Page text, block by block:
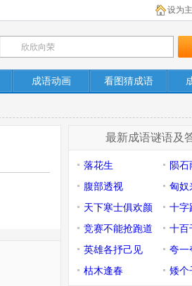
设为
成语动画 看图猜成语
最新成语谜语及
落花生
陨石
腹部透视
匈奴
天下寒士俱欢颜
十字
竞赛不能抢跑道
十百
英雄各抒己见
夸一
枯木逢春
矮个